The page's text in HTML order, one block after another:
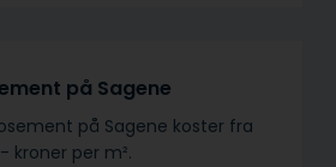
på Sagene
på Sagene koster fra
kroner per m².